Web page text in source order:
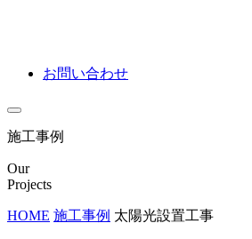
お問い合わせ
施工事例
Our
Projects
HOME 施工事例 太陽光設置工事